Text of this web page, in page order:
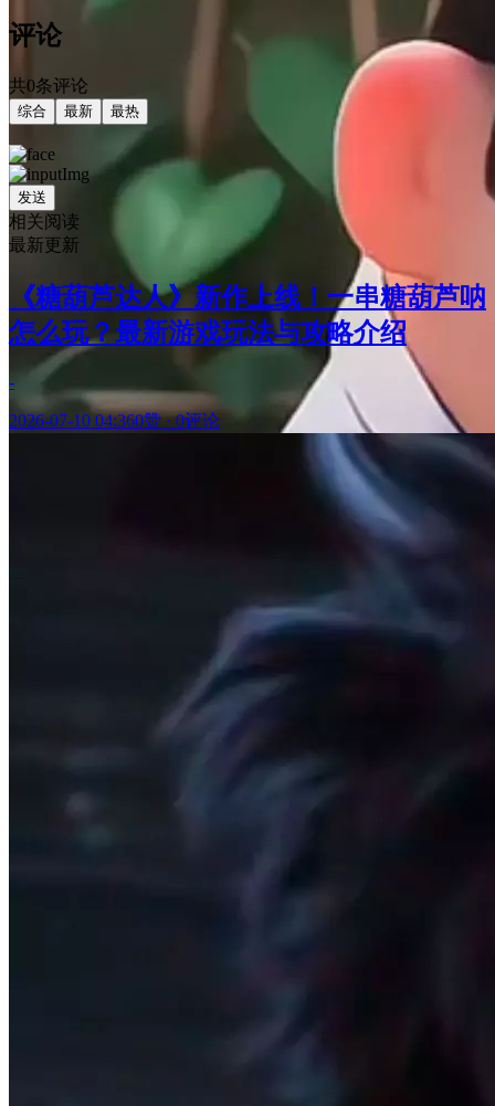
评论
共0条评论
综合 最新 最热
发送
相关阅读
最新更新
《糖葫芦达人》新作上线！一串糖葫芦呐
怎么玩？最新游戏玩法与攻略介绍
-
2026-07-10 04:360赞·0评论